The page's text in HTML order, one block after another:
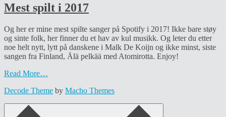
Mest spilt i 2017
Og her er mine mest spilte sanger på Spotify i 2017! Ikke bare støy
og sinte folk, her finner du et hav av kul musikk. Og leter du etter
noe helt nytt, lytt på danskene i Malk De Koijn og ikke minst, siste
sangen fra Finland, Älä pelkää med Atomirotta. Enjoy!
Read More…
Decode Theme by Macho Themes